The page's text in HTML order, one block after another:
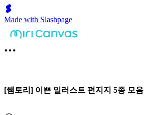
Made with Slashpage
[쌤토리] 이쁜 일러스트 편지지 5종 모음